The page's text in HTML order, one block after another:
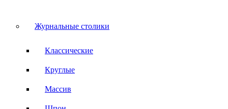
Журнальные столики
Классические
Круглые
Массив